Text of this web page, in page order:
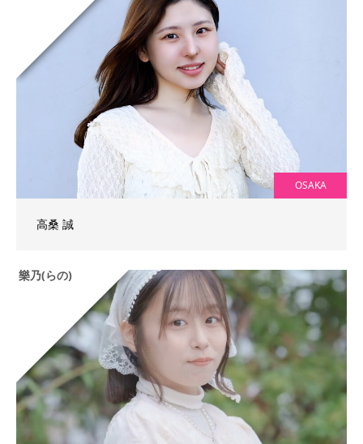
OSAKA
高桑 誠
樂乃(らの)